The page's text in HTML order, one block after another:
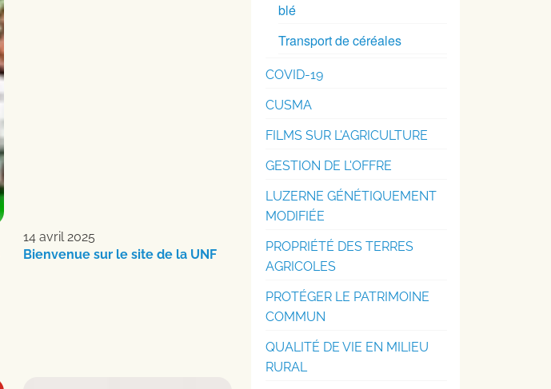
14 avril 2025
Bienvenue sur le site de la UNF
blé
Transport de céréales
COVID-19
CUSMA
FILMS SUR L'AGRICULTURE
GESTION DE L'OFFRE
LUZERNE GÉNÉTIQUEMENT
MODIFIÉE
PROPRIÉTÉ DES TERRES
AGRICOLES
PROTÉGER LE PATRIMOINE
COMMUN
QUALITÉ DE VIE EN MILIEU
RURAL